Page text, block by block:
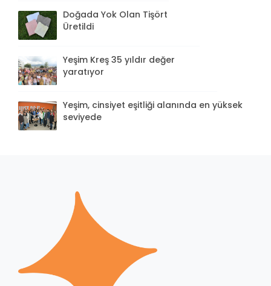
Doğada Yok Olan Tişört
Üretildi
Yeşim Kreş 35 yıldır değer
yaratıyor
Yeşim, cinsiyet eşitliği alanında en yüksek
seviyede